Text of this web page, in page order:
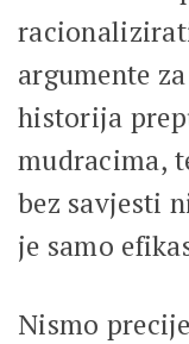
argumente
historija
mudracima,
bez savjesti
je samo
Nismo